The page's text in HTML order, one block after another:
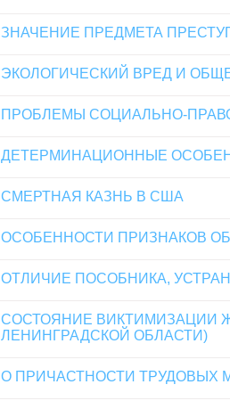
ЗНАЧЕНИЕ ПРЕДМЕТА
ЭКОЛОГИЧЕСКИЙ ВРЕД И
ПРОБЛЕМЫ СОЦИАЛЬНО-
ДЕТЕРМИНАЦИОННЫЕ
СМЕРТНАЯ КАЗНЬ В США
ОСОБЕННОСТИ ПРИЗНАКОВ
ОТЛИЧИЕ ПОСОБНИКА,
СОСТОЯНИЕ ВИКТИМИЗАЦИИ
ЛЕНИНГРАДСКОЙ ОБЛАСТИ)
O ПРИЧАСТНОСТИ ТРУДОВЫХ